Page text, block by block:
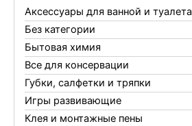
Аксессуары для ванной и туалета
Без категории
Бытовая химия
Все для консервации
Губки, салфетки и тряпки
Игры развивающие
Клея и монтажные пены